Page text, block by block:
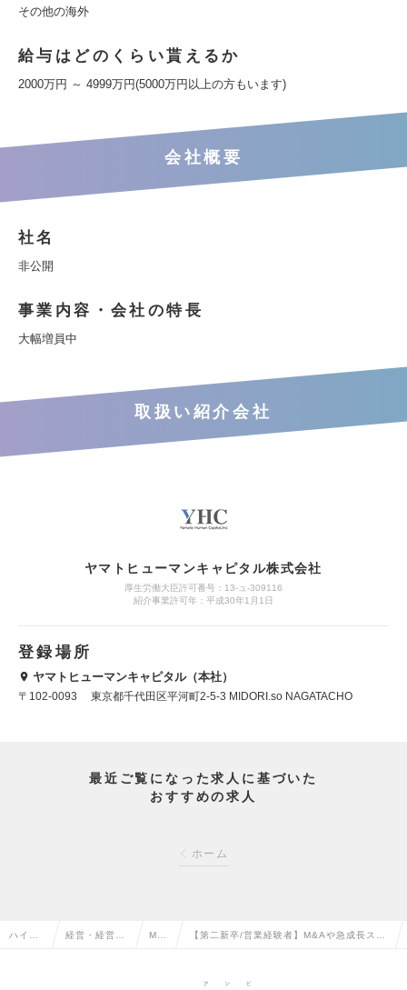
その他の海外
給与はどのくらい貰えるか
2000万円 ～ 4999万円(5000万円以上の方もいます)
会社概要
社名
非公開
事業内容・会社の特長
大幅増員中
取扱い紹介会社
ヤマトヒューマンキャピタル株式会社
厚生労働大臣許可番号：13-ュ-309116
紹介事業許可年：平成30年1月1日
登録場所
ヤマトヒューマンキャピタル（本社）
〒102-0093 東京都千代田区平河町2-5-3 MIDORI.so NAGATACHO
最近ご覧になった求人に基づいた
おすすめの求人
ホーム
ハイク 経営・経営企 M& 【第二新卒/営業経験者】M&Aや急成長スタ